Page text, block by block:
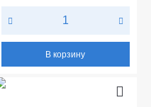
В корзину